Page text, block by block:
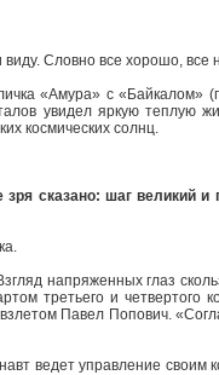
виду. Словно все хорошо, все
«Амура» с «Байкалом»
увидел яркую теплую
космических солнц.
сказано: шаг великий
напряженных глаз
третьего и четвертого
Павел Попович.
ведет управление своим